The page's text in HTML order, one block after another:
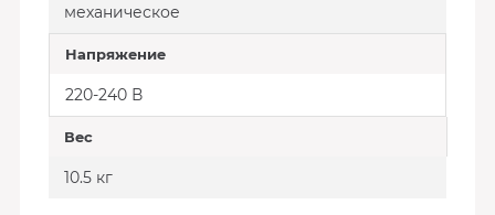
механическое
Напряжение
220-240 В
Вес
10.5 кг